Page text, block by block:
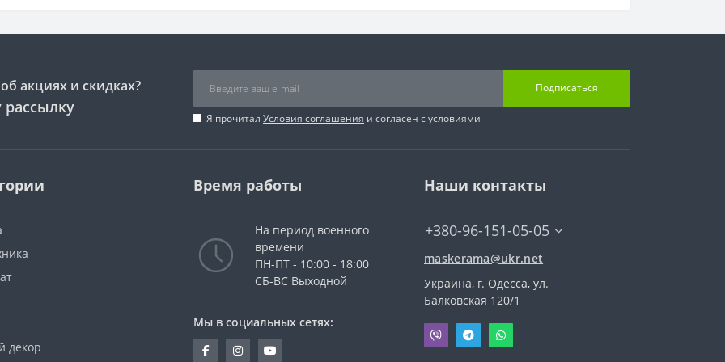
С широким выбором цветов, фактур и размеров, плитка Halcon предлагает бесконечные
любое другое помещение, Halcon поможет вам создать уникальную атмосферу и подчеркнуть
индивидуальность вашего интерьера.
Покупая керамическую плитку Halcon на Maskerama, вы получаете не только прекрасное
испанским мастерством и красотой.
акциях и скидках? Подписаться
Я прочитал Условия соглашения и согласен с условиями
декор
Время работы
На период военного
времени
ПН-ПТ - 10:00 - 18:00
СБ-ВС Выходной
Мы в социальных сетях:
Наши контакты
+380-96-151-05-05
maskerama@ukr.net
Украина, г. Одесса, ул.
Балковская 120/1